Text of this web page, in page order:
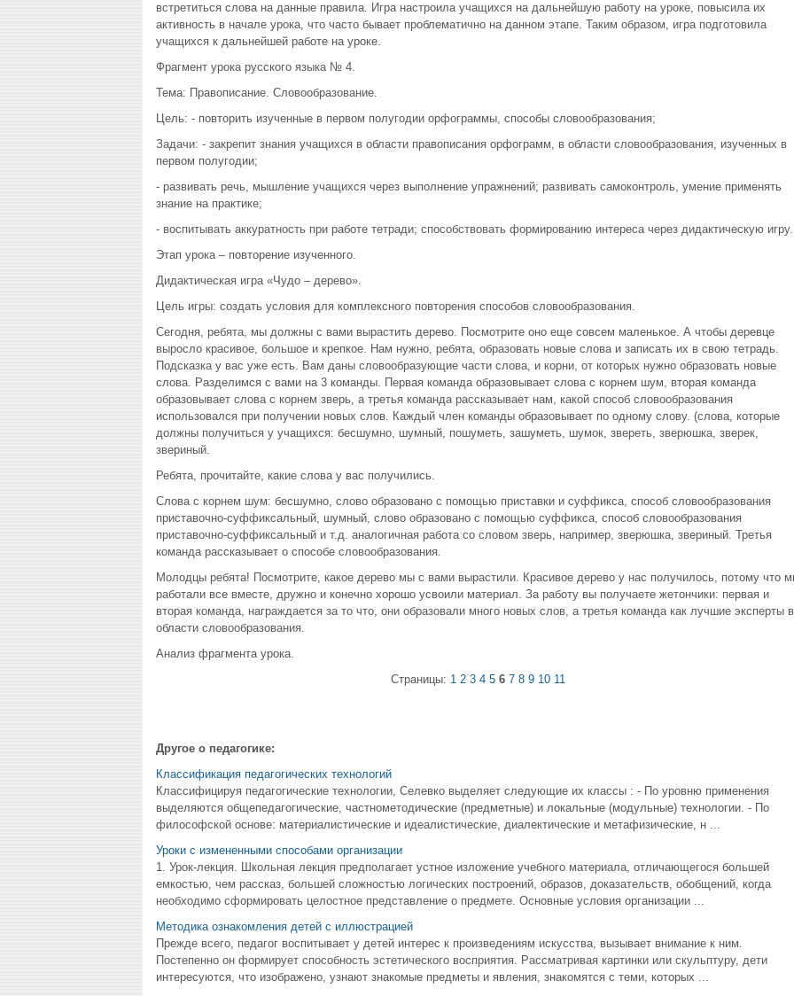
встретиться слова на данные правила. Игра настроила учащихся на дальнейшую работу на уроке, повысила их
активность в начале урока, что часто бывает проблематично на данном этапе. Таким образом, игра подготовила
учащихся к дальнейшей работе на уроке.
Фрагмент урока русского языка № 4.
Тема: Правописание. Словообразование.
Цель: - повторить изученные в первом полугодии орфограммы, способы словообразования;
Задачи: - закрепит знания учащихся в области правописания орфограмм, в области словообразования, изученных в
первом полугодии;
- развивать речь, мышление учащихся через выполнение упражнений; развивать самоконтроль, умение применять
знание на практике;
- воспитывать аккуратность при работе тетради; способствовать формированию интереса через дидактическую игру.
Этап урока – повторение изученного.
Дидактическая игра «Чудо – дерево».
Цель игры: создать условия для комплексного повторения способов словообразования.
Сегодня, ребята, мы должны с вами вырастить дерево. Посмотрите оно еще совсем маленькое. А чтобы деревце
выросло красивое, большое и крепкое. Нам нужно, ребята, образовать новые слова и записать их в свою тетрадь.
Подсказка у вас уже есть. Вам даны словообразующие части слова, и корни, от которых нужно образовать новые
слова. Разделимся с вами на 3 команды. Первая команда образовывает слова с корнем шум, вторая команда
образовывает слова с корнем зверь, а третья команда рассказывает нам, какой способ словообразования
использовался при получении новых слов. Каждый член команды образовывает по одному слову. (слова, которые
должны получиться у учащихся: бесшумно, шумный, пошуметь, зашуметь, шумок, звереть, зверюшка, зверек,
звериный.
Ребята, прочитайте, какие слова у вас получились.
Слова с корнем шум: бесшумно, слово образовано с помощью приставки и суффикса, способ словообразования
приставочно-суффиксальный, шумный, слово образовано с помощью суффикса, способ словообразования
приставочно-суффиксальный и т.д. аналогичная работа со словом зверь, например, зверюшка, звериный. Третья
команда рассказывает о способе словообразования.
Молодцы ребята! Посмотрите, какое дерево мы с вами вырастили. Красивое дерево у нас получилось, потому что
работали все вместе, дружно и конечно хорошо усвоили материал. За работу вы получаете жетончики: первая и
вторая команда, награждается за то что, они образовали много новых слов, а третья команда как лучшие эксперты в
области словообразования.
Анализ фрагмента урока.
Страницы: 1 2 3 4 5 6 7 8 9 10 11
Другое о педагогике:
Классификация педагогических технологий
Классифицируя педагогические технологии, Селевко выделяет следующие их классы : - По уровню применения
выделяются общепедагогические, частнометодические (предметные) и локальные (модульные) технологии. - По
философской основе: материалистические и идеалистические, диалектические и метафизические, н ...
Уроки с измененными способами организации
1. Урок-лекция. Школьная лекция предполагает устное изложение учебного материала, отличающегося большей
емкостью, чем рассказ, большей сложностью логических построений, образов, доказательств, обобщений, когда
необходимо сформировать целостное представление о предмете. Основные условия организации ...
Методика ознакомления детей с иллюстрацией
Прежде всего, педагог воспитывает у детей интерес к произведениям искусства, вызывает внимание к ним.
Постепенно он формирует способность эстетического восприятия. Рассматривая картинки или скульптуру, дети
интересуются, что изображено, узнают знакомые предметы и явления, знакомятся с теми, которых ...